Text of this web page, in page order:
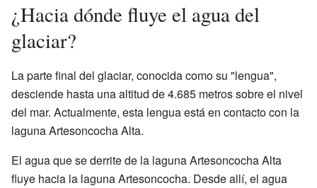
¿Hacia dónde fluye el agua del
glaciar?
La parte final del glaciar, conocida como su "lengua",
desciende hasta una altitud de 4.685 metros sobre el nivel
del mar. Actualmente, esta lengua está en contacto con la
laguna Artesoncocha Alta.
El agua que se derrite de la laguna Artesoncocha Alta
fluye hacia la laguna Artesoncocha. Desde allí, el agua